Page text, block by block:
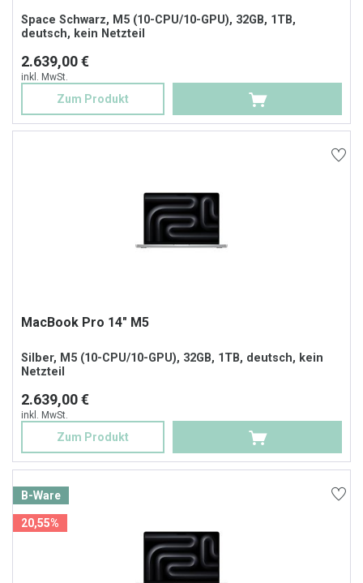
Space Schwarz, M5 (10-CPU/10-GPU), 32GB, 1TB,
deutsch, kein Netzteil
2.639,00 €
inkl. MwSt.
Zum Produkt
MacBook Pro 14" M5
Silber, M5 (10-CPU/10-GPU), 32GB, 1TB, deutsch, kein
Netzteil
2.639,00 €
inkl. MwSt.
Zum Produkt
B-Ware
20,55%